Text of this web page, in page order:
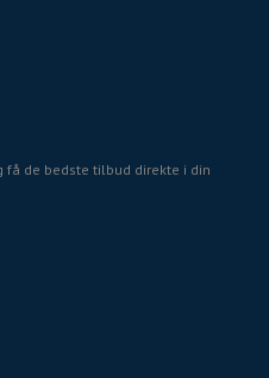
få de bedste tilbud direkte i din